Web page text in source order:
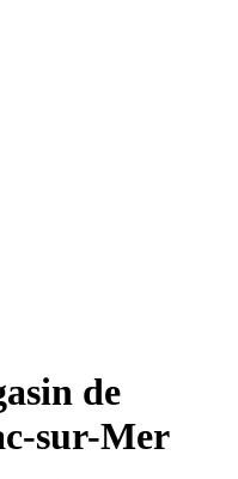
de
sur-Mer